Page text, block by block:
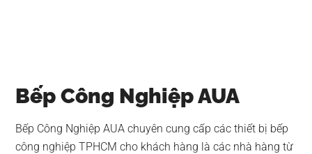
Bếp Công Nghiệp AUA
Bếp Công Nghiệp AUA chuyên cung cấp các thiết bị bếp
công nghiệp TPHCM cho khách hàng là các nhà hàng từ